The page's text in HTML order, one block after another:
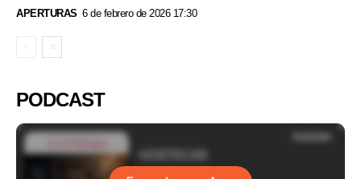
APERTURAS 6 de febrero de 2026 17:30
PODCAST